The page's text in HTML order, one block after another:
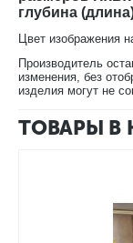
В нашем
глубина
Цвет изображения
Производитель
изменения, без
изделия могут не
ТОВАРЫ В